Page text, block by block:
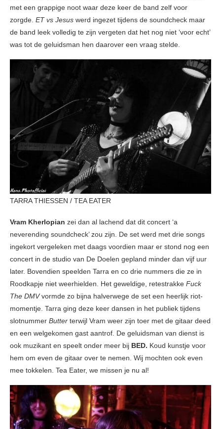
met een grappige noot waar deze keer de band zelf voor
zorgde. ET vs Jesus werd ingezet tijdens de soundcheck maar
de band leek volledig te zijn vergeten dat het nog niet ‘voor echt’
was tot de geluidsman hen daarover een vraag stelde.
TARRA THIESSEN / TEA EATER
Vram Kherlopian zei dan al lachend dat dit concert ‘a
neverending soundcheck’ zou zijn. De set werd met drie songs
ingekort vergeleken met daags voordien maar er stond nog een
concert in de studio van De Doelen gepland minder dan vijf uur
later. Bovendien speelden Tarra en co drie nummers die ze in
Roodkapje niet weerhielden. Het geweldige, retestrakke Fuck
The DMVvormde zo bijna halverwege de set een heerlijk riot-
momentje. Tarra ging deze keer dansen in het publiek tijdens
slotnummer Butter terwijl Vram weer zijn toer met de gitaar deed
en een welgekomen gast aantrof. De geluidsman van dienst is
ook muzikant en speelt onder meer bij BED. Koud kunstje voor
hem om even de gitaar over te nemen. Wij mochten ook even
mee tokkelen. Tea Eater, we missen je nu al!